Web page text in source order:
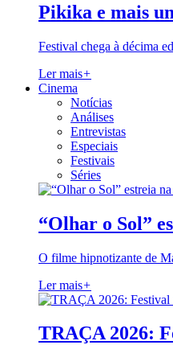
Pikika e mais
Festival chega à décima
Ler mais+
Cinema
Notícias
Análises
Entrevistas
Especiais
Festivais
Séries
“Olhar o Sol”
O filme hipnotizante de
Ler mais+
TRAÇA 2026: